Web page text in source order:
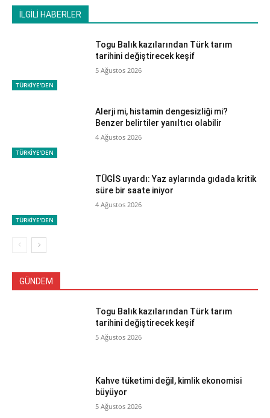
İLGİLİ HABERLER
TÜRKİYE'DEN
Togu Balık kazılarından Türk tarım
tarihini değiştirecek keşif
5 Ağustos 2026
TÜRKİYE'DEN
Alerji mi, histamin dengesizliği mi?
Benzer belirtiler yanıltıcı olabilir
4 Ağustos 2026
TÜRKİYE'DEN
TÜGİS uyardı: Yaz aylarında gıdada kritik
süre bir saate iniyor
4 Ağustos 2026
GÜNDEM
Togu Balık kazılarından Türk tarım
tarihini değiştirecek keşif
5 Ağustos 2026
Kahve tüketimi değil, kimlik ekonomisi
büyüyor
5 Ağustos 2026